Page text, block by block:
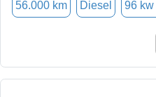
56.000 km Diesel 96